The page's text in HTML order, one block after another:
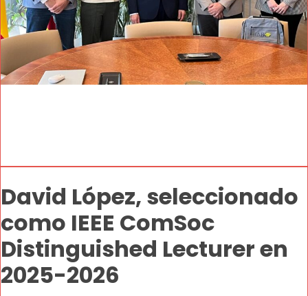
David López, seleccionado
como IEEE ComSoc
Distinguished Lecturer en
2025-2026